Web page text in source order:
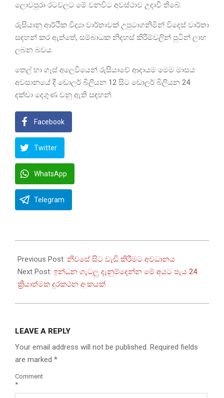
ලොවපුරා රටවලට මේ වනවිට අවස්ථාව උදාවී තිබේ.
රුසියානු ආර්ථික විද්‍යා වාර්තාවක් උපුටාගනිමින් විදෙස් වාර්තා
සඳහන් කර ඇත්තේ, සම්බාධක නිදහස් කිරීම්වලින් පුටින් ලාභ
ලබන බවය.
තෙල් හා ගෑස් අලෙවියෙන් රුසියාවේ ආදායම මෙම මාසය
අවසානයේ දී ඩොලර් බිලියන 12 සිට ඩොලර් බිලියන 24
දක්වා දෙගුණ වනු ඇති සඳහන්.
Facebook
Twitter
WhatsApp
Telegram
03-
27
Previous Post: නිවසේ සිට වැඩි කිරීමට අවධානය
Next Post: ඉන්ධන ගැටලු දැනුම්දෙන්න මේ අයට පැය 24
ක්‍රියාත්මක දුරකථන අංකයක්
LEAVE A REPLY
Your email address will not be published. Required fields
are marked *
Comment
*